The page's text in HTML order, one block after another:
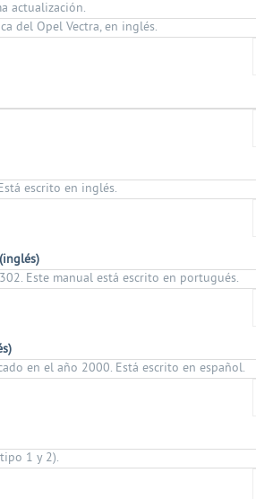
actualización.
del Opel Vectra, en inglés.
escrito en inglés.
Este manual está escrito en portugués.
en el año 2000. Está escrito en español.
1 y 2).